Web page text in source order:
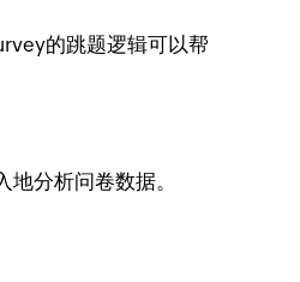
的跳题逻辑可以帮
分析问卷数据。